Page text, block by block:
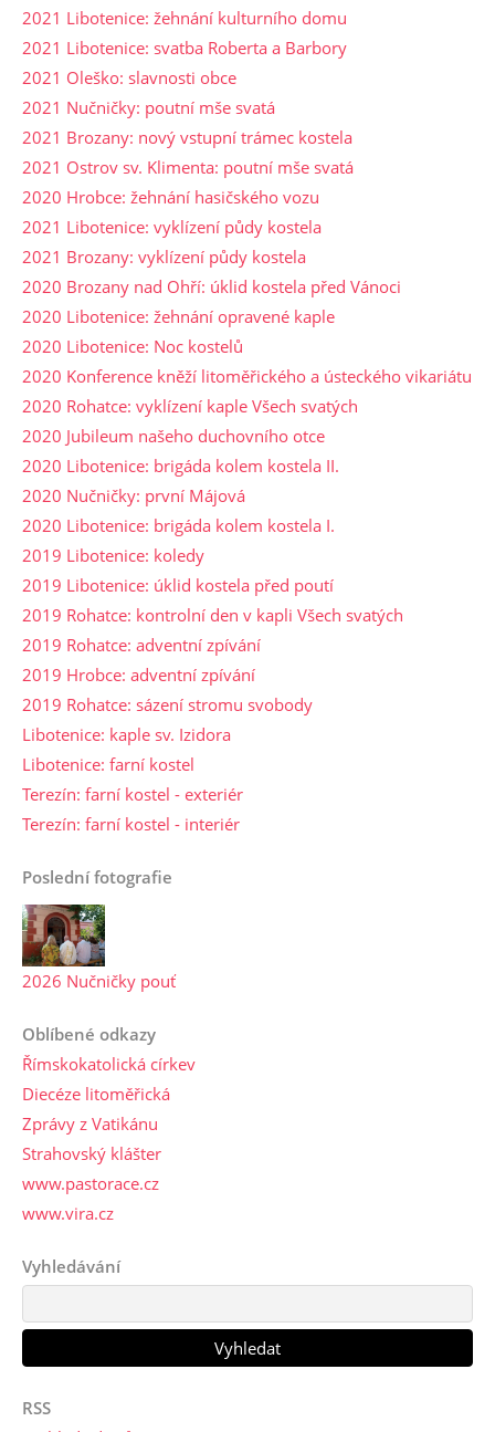
2021 Libotenice: žehnání kulturního domu
2021 Libotenice: svatba Roberta a Barbory
2021 Oleško: slavnosti obce
2021 Nučničky: poutní mše svatá
2021 Brozany: nový vstupní trámec kostela
2021 Ostrov sv. Klimenta: poutní mše svatá
2020 Hrobce: žehnání hasičského vozu
2021 Libotenice: vyklízení půdy kostela
2021 Brozany: vyklízení půdy kostela
2020 Brozany nad Ohří: úklid kostela před Vánoci
2020 Libotenice: žehnání opravené kaple
2020 Libotenice: Noc kostelů
2020 Konference kněží litoměřického a ústeckého vikariátu
2020 Rohatce: vyklízení kaple Všech svatých
2020 Jubileum našeho duchovního otce
2020 Libotenice: brigáda kolem kostela II.
2020 Nučničky: první Májová
2020 Libotenice: brigáda kolem kostela I.
2019 Libotenice: koledy
2019 Libotenice: úklid kostela před poutí
2019 Rohatce: kontrolní den v kapli Všech svatých
2019 Rohatce: adventní zpívání
2019 Hrobce: adventní zpívání
2019 Rohatce: sázení stromu svobody
Libotenice: kaple sv. Izidora
Libotenice: farní kostel
Terezín: farní kostel - exteriér
Terezín: farní kostel - interiér
Poslední fotografie
2026 Nučničky pouť
Oblíbené odkazy
Římskokatolická církev
Diecéze litoměřická
Zprávy z Vatikánu
Strahovský klášter
www.pastorace.cz
www.vira.cz
Vyhledávání
RSS